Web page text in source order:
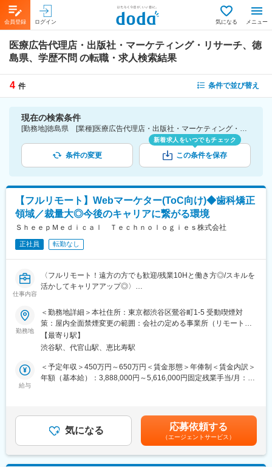
会員登録 ログイン 気になる メニュー
医療広告代理店・出版社・マーケティング・リサーチ、徳
島県、学歴不問 の転職・求人検索結果
4 件 条件で並び替え
現在の検索条件
[勤務地]徳島県 [業種]医療広告代理店・出版社・マーケティング・リサーチ-医薬品・医療機器・ライフサイエンス・医療系サービス [こだわり条件ピックアップ]学歴不問 [詳細条件](募集・採用情報)学歴不問
条件の変更
新着求人をいつでもチェック
この条件を保存
【フルリモート】Webマーケター(ToC向け)◆歯科矯正
領域／裁量大◎今後のキャリアに繋がる環境
ＳｈｅｅｐＭｅｄｉｃａｌ Ｔｅｃｈｎｏｌｏｇｉｅｓ株式会社
正社員 転勤なし
仕事内容
〈フルリモート！遠方の方でも歓迎/残業10Hと働き方◎/スキルを
活かしてキャリアアップ◎〉
■業務概要：
グループ会社が運営支援している全国23院の歯科クリニックのマ
ーケティングに携わっていただくポジションです。toC領域での
GoogleやYahoo！リスティング広告やSEOをメインに活躍されて
来られた方を募集しています。
歯科矯正マーケティングの領域において、国内トップクラスのノ
ウハウをもつマーケターと一緒に業務を行っていただけます。
■業務内容詳細：
勤務地
＜勤務地詳細＞本社住所：東京都渋谷区鶯谷町1-5 受動喫煙対
策：屋内全面禁煙変更の範囲：会社の定める事業所（リモートワ
ーク含む）
【最寄り駅】
渋谷駅、代官山駅、恵比寿駅
給与
＜予定年収＞450万円～650万円＜賃金形態＞年俸制＜賃金内訳＞
年額（基本給）：3,888,000円～5,616,000円固定残業手当/月：
あくまでも目安の金額であり、選考を通じて上下する可能性があ
ります。月給(月額)は固定手当を含めた表記です。
気になる 応募依頼する
（エージェントサービス）